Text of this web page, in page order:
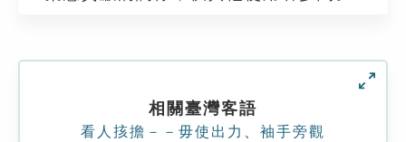
相關臺灣客語
看人㧡擔－－毋使出力 袖手旁觀